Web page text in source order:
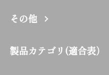
その他
製品カテゴリ(適合表）